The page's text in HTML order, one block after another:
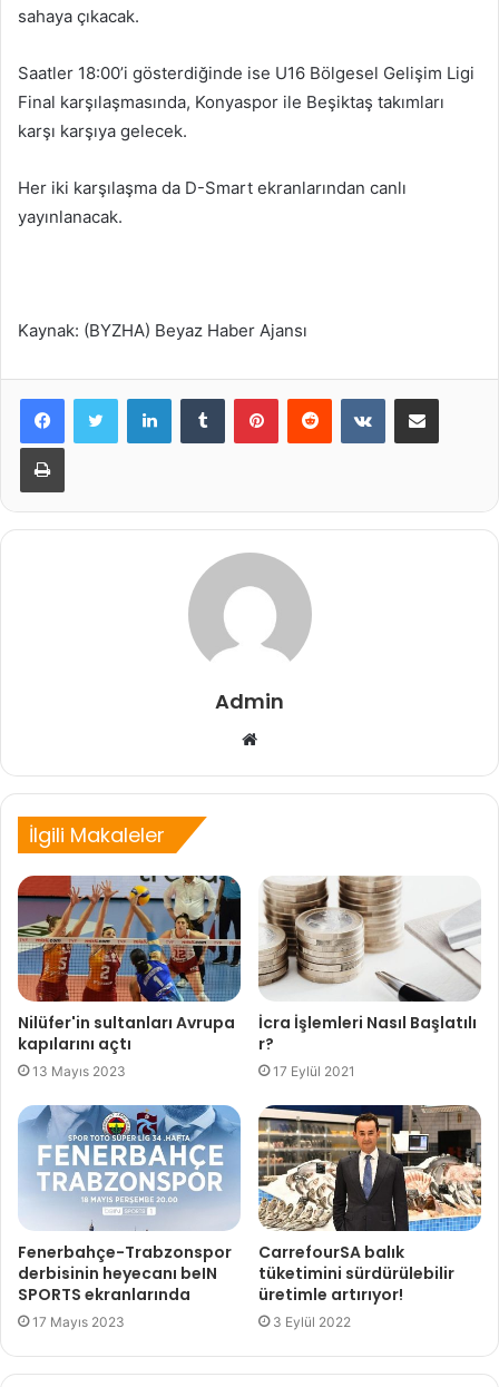
sahaya çıkacak.
Saatler 18:00’i gösterdiğinde ise U16 Bölgesel Gelişim Ligi
Final karşılaşmasında, Konyaspor ile Beşiktaş takımları
karşı karşıya gelecek.
Her iki karşılaşma da D-Smart ekranlarından canlı
yayınlanacak.
Kaynak: (BYZHA) Beyaz Haber Ajansı
LinkedInTumblr PinterestReddit VKontakteE-Posta ile paylaş
Yazdır
Admin
Web
İlgili Makaleler
Nilüfer'in sultanları Avrupa
kapılarını açtı
13 Mayıs 2023
İcra İşlemleri Nasıl Başlatılı
r?
17 Eylül 2021
Fenerbahçe-Trabzonspor
derbisinin heyecanı beIN
SPORTS ekranlarında
17 Mayıs 2023
CarrefourSA balık
tüketimini sürdürülebilir
üretimle artırıyor!
3 Eylül 2022